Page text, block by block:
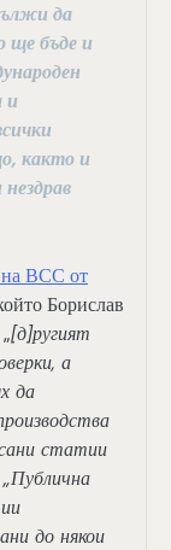
да
ще бъде и
и
както и
на ВСС от
Борислав
[д]ругият
а
да
статии
до някои